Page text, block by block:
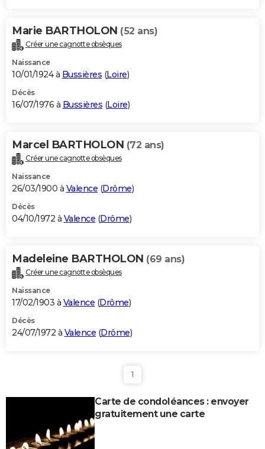
Marie BARTHOLON (52 ans)
Créer une cagnotte obsèques
Naissance
10/01/1924 à Bussières (Loire)
Décès
16/07/1976 à Bussières (Loire)
Marcel BARTHOLON (72 ans)
Créer une cagnotte obsèques
Naissance
26/03/1900 à Valence (Drôme)
Décès
04/10/1972 à Valence (Drôme)
Madeleine BARTHOLON (69 ans)
Créer une cagnotte obsèques
Naissance
17/02/1903 à Valence (Drôme)
Décès
24/07/1972 à Valence (Drôme)
1
Carte de condoléances : envoyer
gratuitement une carte